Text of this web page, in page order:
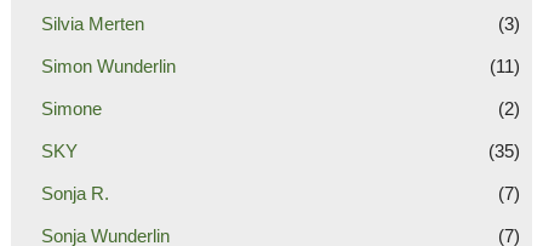
Silvia Merten (3)
Simon Wunderlin (11)
Simone (2)
SKY (35)
Sonja R. (7)
Sonja Wunderlin (7)